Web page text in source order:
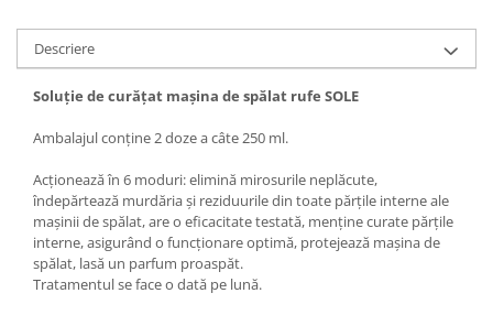
Descriere
Soluție de curățat mașina de spălat rufe SOLE
Ambalajul conține 2 doze a câte 250 ml.
Acționează în 6 moduri: elimină mirosurile neplăcute,
îndepărtează murdăria și reziduurile din toate părțile interne ale
mașinii de spălat, are o eficacitate testată, menține curate părțile
interne, asigurând o funcționare optimă, protejează mașina de
spălat, lasă un parfum proaspăt.
Tratamentul se face o dată pe lună.